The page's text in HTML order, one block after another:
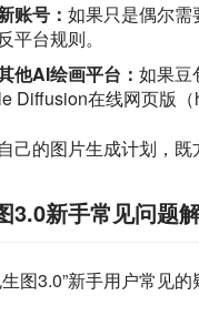
账号： 如果只是偶尔
平台规则。
他AI绘画平台： 如果豆
Diffusion在线网页版（
己的图片生成计划，既
3.0新手常见问题
图3.0”新手用户常见